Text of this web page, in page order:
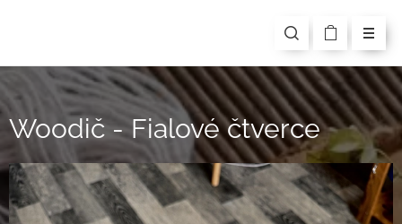
Woodič - Fialové čtverce